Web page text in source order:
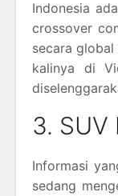
Indonesia
crossover
secara
kalinya di
3. SUV
Informasi
sedang